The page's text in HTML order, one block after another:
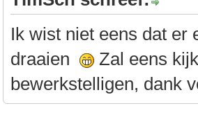
Ik wist niet eens dat er
draaien
Zal eens
bewerkstelligen, dank